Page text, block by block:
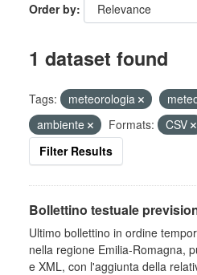
Order by
1 dataset found
Tags: meteorologia
ambiente
Formats: CSV
Filter Results
Bollettino testuale
Ultimo bollettino in ordine
nella regione Emilia-Romagna,
e XML, con l'aggiunta della